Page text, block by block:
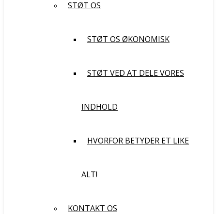
STØT OS
STØT OS ØKONOMISK
STØT VED AT DELE VORES
INDHOLD
HVORFOR BETYDER ET LIKE
ALT!
KONTAKT OS